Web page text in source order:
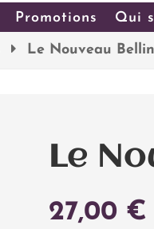
Promotions Qui
Le Nouveau
Le
27,00 €